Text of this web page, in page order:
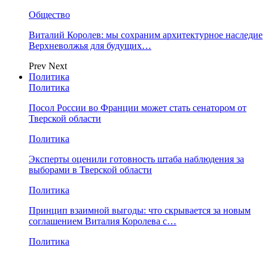
Общество
Виталий Королев: мы сохраним архитектурное наследие
Верхневолжья для будущих…
Prev Next
Политика
Политика
Посол России во Франции может стать сенатором от
Тверской области
Политика
Эксперты оценили готовность штаба наблюдения за
выборами в Тверской области
Политика
Принцип взаимной выгоды: что скрывается за новым
соглашением Виталия Королева с…
Политика